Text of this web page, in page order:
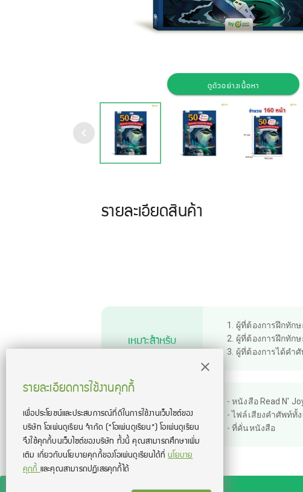
ดูตัวอย่างเนื้อหา
รายละเอียดสินค้า
เหมาะสำหรับ
1.
ผู้ที่ต้องการฝึกทัก
2. ผู้ที่ต้องการฝึกทัก
3. ผู้ที่ต้องการได้คำ
สิ่งที่จะได้รับ
- หนังสือ Read N'
-ไฟล์เสียงคำศัพท์ทั้ง
- ที่คั่นหนังสือ
รายละเอียดการใช้งานคุกกี้
เพื่อประโยชน์และประสบการณ์ที่ดีในการใช้งานเว็บไซต์ของ
บริษัท โอเพ่นดูเรียน จํากัด (“โอเพ่นดูเรียน”)โอเพ่นดูเรียน
จึงใช้คุกกี้บนเว็บไซต์ของบริษัท ทั้งนี้ คุณสามารถศึกษาเพิ่ม
เติม เกี่ยวกับนโยบายคุกกี้ของโอเพ่นดูเรียนได้ที่นโยบาย
คุกกี้และคุณสามารถปฏิเสธคุกกี้ได้